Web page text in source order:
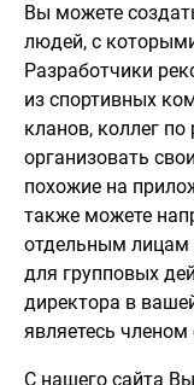
Вы можете
людей, с
Разработчики
из спортивных
кланов, коллег
организовать
похожие на
также можете
отдельным лицам
для групповых
директора в
являетесь
С нашего сайта